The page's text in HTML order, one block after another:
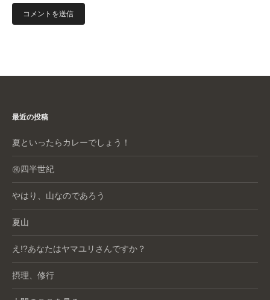
最近の投稿
夏といったらカレーでしょう！
㊗️四半世紀
やはり、山なのであろう
夏山
え!?あなたはヤマユリさんですか？
摂理、修行